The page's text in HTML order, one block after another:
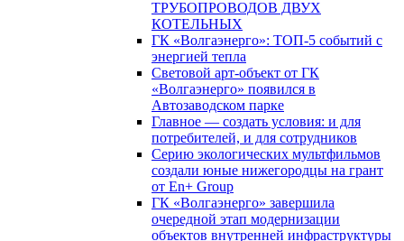
ТРУБОПРОВОДОВ ДВУХ
КОТЕЛЬНЫХ
ГК «Волгаэнерго»: ТОП-5 событий с
энергией тепла
Световой арт-объект от ГК
«Волгаэнерго» появился в
Автозаводском парке
Главное — создать условия: и для
потребителей, и для сотрудников
Серию экологических мультфильмов
создали юные нижегородцы на грант
от En+ Group
ГК «Волгаэнерго» завершила
очередной этап модернизации
объектов внутренней инфраструктуры